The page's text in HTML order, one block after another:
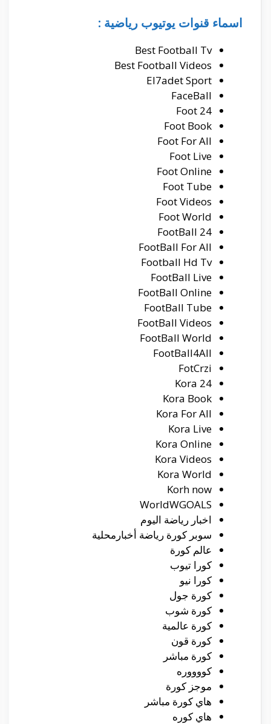
اسماء قنوات يوتيوب رياضية :
Best Football Tv
Best Football Videos
El7adet Sport
FaceBall
Foot 24
Foot Book
Foot For All
Foot Live
Foot Online
Foot Tube
Foot Videos
Foot World
FootBall 24
FootBall For All
Football Hd Tv
FootBall Live
FootBall Online
FootBall Tube
FootBall Videos
FootBall World
FootBall4All
FotCrzi
Kora 24
Kora Book
Kora For All
Kora Live
Kora Online
Kora Videos
Kora World
Korh now
WorldWGOALS
اخبار رياضة اليوم
سوبر كورة رياضة أخبارمحلية
عالم كورة
كورا تيوب
كورا نيو
كورة جول
كورة شوب
كورة عالمية
كورة قون
كورة مباشر
كووووره
موجز كورة
هاي كورة مباشر
هاي كوره